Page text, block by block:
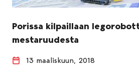
Porissa kilpaillaan
mestaruudesta
13 maaliskuun, 2018